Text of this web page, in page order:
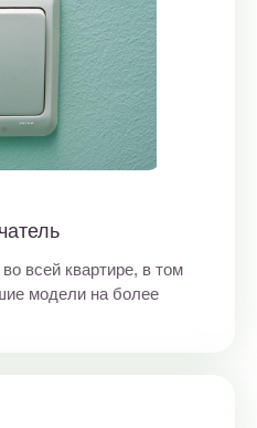
всей квартире, в том
модели на более